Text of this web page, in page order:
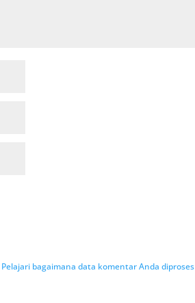
Pelajari bagaimana data komentar Anda diproses